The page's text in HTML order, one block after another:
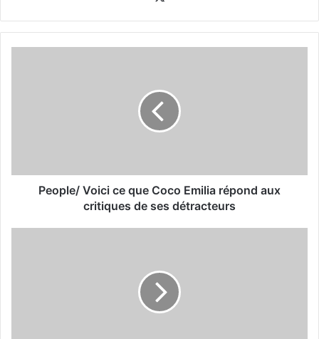
People/ Voici ce que Coco Emilia répond aux
critiques de ses détracteurs